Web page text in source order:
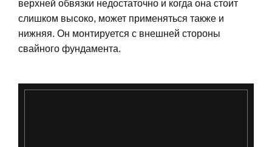
верхней обвязки недостаточно и когда она стоит
слишком высоко, может применяться также и
нижняя. Он монтируется с внешней стороны
свайного фундамента.